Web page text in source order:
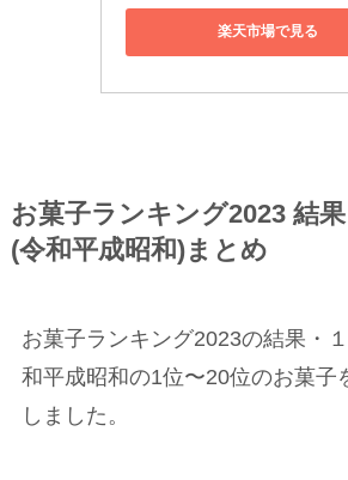
楽天市場で見る
お菓子ランキング2023 結
(令和平成昭和)まとめ
お菓子ランキング2023の結果・
和平成昭和の1位〜20位のお菓子
しました。